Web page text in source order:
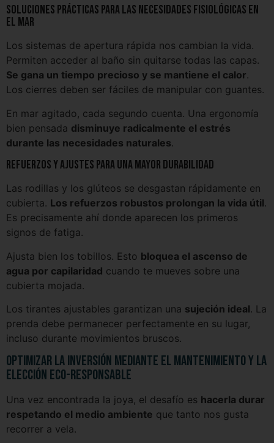
Soluciones prácticas para las necesidades fisiológicas en
el mar
Los sistemas de apertura rápida nos cambian la vida.
Permiten acceder al baño sin quitarse todas las capas.
Se gana un tiempo precioso y se mantiene el calor.
Los cierres deben ser fáciles de manipular con guantes.
En mar agitado, cada segundo cuenta. Una ergonomía
bien pensada disminuye radicalmente el estrés
durante las necesidades naturales.
Refuerzos y ajustes para una mayor durabilidad
Las rodillas y los glúteos se desgastan rápidamente en
cubierta. Los refuerzos robustos prolongan la vida útil.
Es precisamente ahí donde aparecen los primeros
signos de fatiga.
Ajusta bien los tobillos. Esto bloquea el ascenso de
agua por capilaridad cuando te mueves sobre una
cubierta mojada.
Los tirantes ajustables garantizan una sujeción ideal. La
prenda debe permanecer perfectamente en su lugar,
incluso durante movimientos bruscos.
Optimizar la inversión mediante el mantenimiento y la
elección eco-responsable
Una vez encontrada la joya, el desafío es hacerla durar
respetando el medio ambiente que tanto nos gusta
recorrer a vela.